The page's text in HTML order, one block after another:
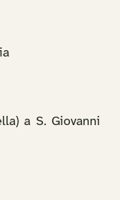
a S. Giovanni